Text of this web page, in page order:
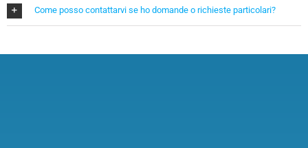
Come posso contattarvi se ho domande o richieste particolari?